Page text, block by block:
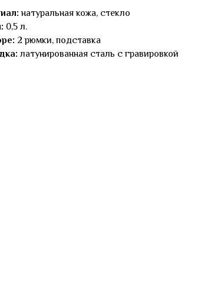
натуральная кожа, стекло
0,5 л.
2 рюмки, подставка
латунированная сталь с гравировкой